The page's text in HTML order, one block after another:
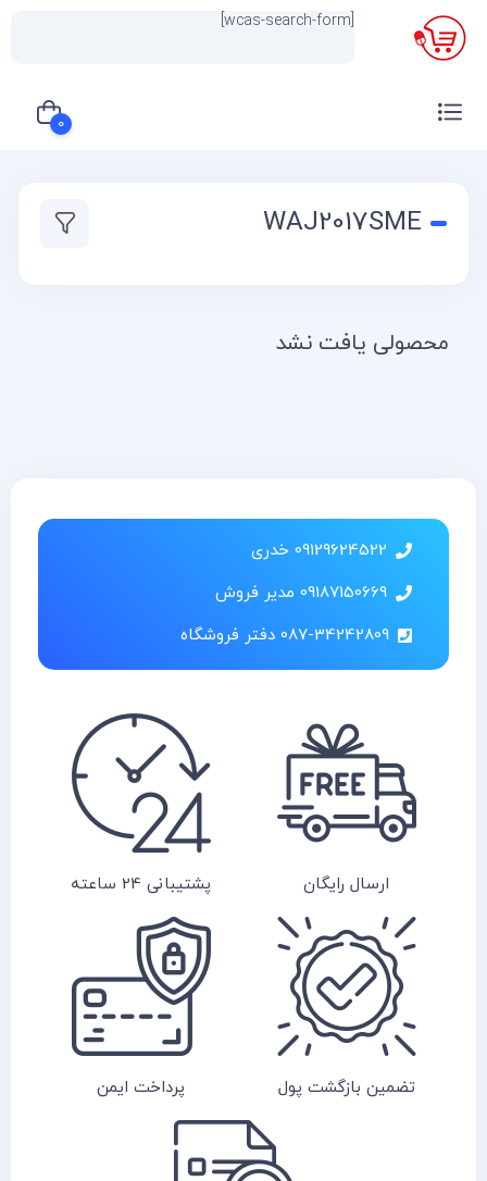
[wcas-search-form] ×
0
سبد خرید شما خالی استWAJ2017SME
محصولی یافت نشد
09129624522 خدری
09187150669 مدیر فروش
087-34242809 دفتر فروشگاه
ارسال رایگان پشتیبانی 24 ساعته
تضمین بازگشت پول پرداخت ایمن